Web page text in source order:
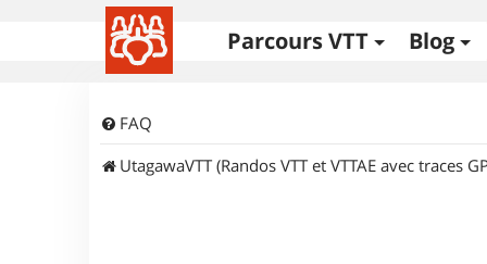
Parcours VTT Blog
FAQ
UtagawaVTT (Randos VTT et VTTAE avec traces